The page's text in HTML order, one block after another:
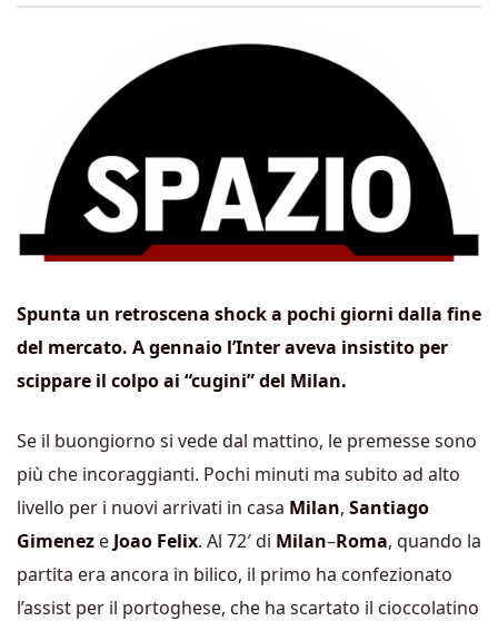
Spunta un retroscena shock a pochi giorni dalla fine
del mercato. A gennaio l’Inter aveva insistito per
scippare il colpo ai “cugini” del Milan.
Se il buongiorno si vede dal mattino, le premesse sono
più che incoraggianti. Pochi minuti ma subito ad alto
livello per i nuovi arrivati in casa Milan, Santiago
Gimenez e Joao Felix. Al 72′ di Milan–Roma, quando la
partita era ancora in bilico, il primo ha confezionato
l’assist per il portoghese, che ha scartato il cioccolatino